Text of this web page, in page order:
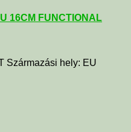
16CM FUNCTIONAL
Származási hely: EU